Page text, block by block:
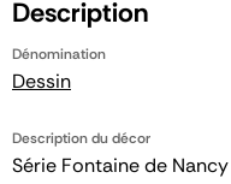
Description
Dénomination
Dessin
Description du décor
Série Fontaine de Nancy